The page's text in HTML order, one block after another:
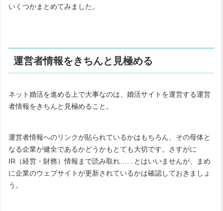
いくつかまとめてみました。
運営者情報をきちんと見極める
ネット婚活を進める上で大事なのは、婚活サイトを運営する運営
者情報をきちんと見極めること。
運営者情報へのリンクが貼られているかはもちろん、その母体と
なる企業が健全であるかどうかもとても大切です。さすがに
IR（経営・財務）情報まで読み取れ……とはいいませんが、まめ
に企業のウェブサイトが更新されているかは確認しておきましょ
う。